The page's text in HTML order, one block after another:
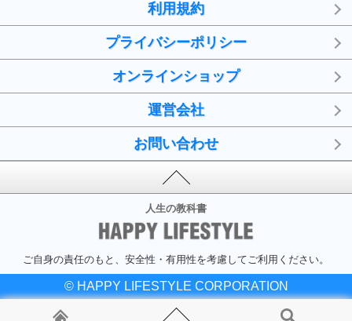
利用規約
プライバシーポリシー
オンラインショップ
運営会社
お問い合わせ
人生の教科書
ご自身の責任のもと、安全性・有用性を考慮してご利用ください。
© HAPPY LIFESTYLE CORPORATION